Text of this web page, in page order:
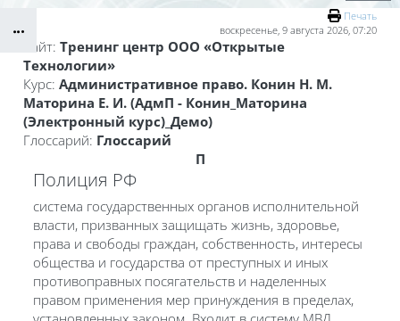
Маршрут внедрения
Печать
воскресенье, 9 августа 2026, 07:20
Сайт: Тренинг центр ООО «Открытые
Технологии»
Курс: Административное право. Конин Н. М.
Маторина Е. И. (АдмП - Конин_Маторина
(Электронный курс)_Демо)
Глоссарий: Глоссарий
П
Полиция РФ
система государственных органов исполнительной
власти, призванных защищать жизнь, здоровье,
права и свободы граждан, собственность, интересы
общества и государства от преступных и иных
противоправных посягательств и наделенных
правом применения мер принуждения в пределах,